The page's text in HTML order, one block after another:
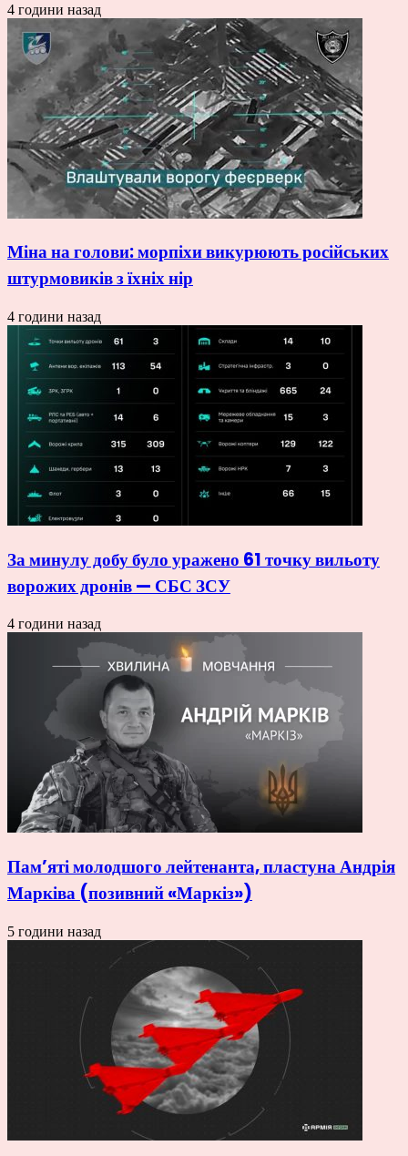
4 години назад
Міна на голови: морпіхи викурюють російських
штурмовиків з їхніх нір
4 години назад
За минулу добу було уражено 61 точку вильоту
ворожих дронів — СБС ЗСУ
4 години назад
Пам’яті молодшого лейтенанта, пластуна Андрія
Марківа (позивний «Маркіз»)
5 години назад